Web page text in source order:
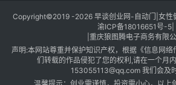
Copyright©2019 -2026 早谈创业网 - 自动门 女性
渝ICP备18016651号-5|
重庆狼图腾电子商务有限
声明:本网站尊重并保护知识产权，根据《信息网
们转载的作品侵犯了您的权利,请在一个月内
153055113@qq.com 我们会及